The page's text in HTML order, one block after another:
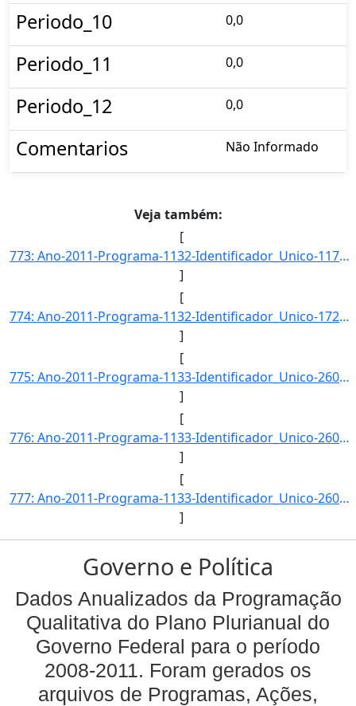
Periodo_10 0,0
Periodo_11 0,0
Periodo_12 0,0
Comentarios Não Informado
Veja também:
[
773: Ano-2011-Programa-1132-Identificador_Unico-117-Descricao-Taxa_de_Eficacia_das_Mediacoes-Unidade_Medi]
]
[
774: Ano-2011-Programa-1132-Identificador_Unico-1726-Descricao-Taxa_de_Resolucao_de_Conflitos-Unidade_Med]
]
[
775: Ano-2011-Programa-1133-Identificador_Unico-2600-Descricao-Numero_de_Trabalhadores_Inseridos_Social_e]
]
[
776: Ano-2011-Programa-1133-Identificador_Unico-2602-Descricao-Taxa_de_Participacao_da_Economia_Solidaria]
]
[
777: Ano-2011-Programa-1133-Identificador_Unico-2603-Descricao-Percentual_de_Trabalhadores_da_Economia_So]
]
Governo e Política
Dados Anualizados da Programação
Qualitativa do Plano Plurianual do
Governo Federal para o período
2008-2011. Foram gerados os
arquivos de Programas, Ações,